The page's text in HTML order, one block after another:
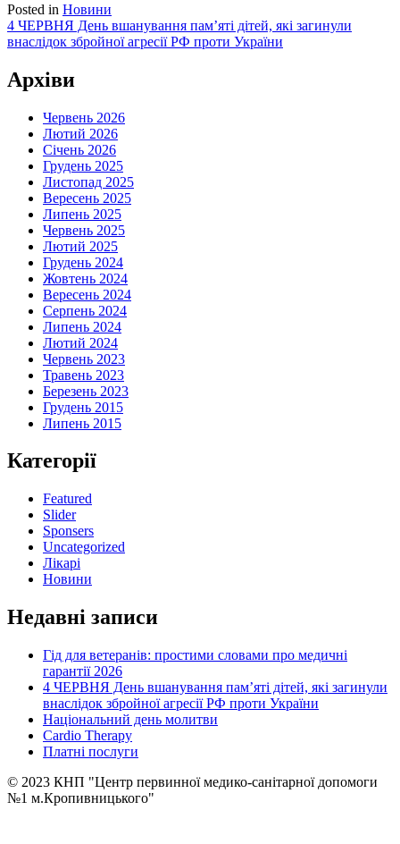
Posted in Новини
Навігація
записів
4 ЧЕРВНЯ День вшанування пам’яті дітей, які загинули
внаслідок збройної агресії РФ проти України
Архіви
Червень 2026
Лютий 2026
Січень 2026
Грудень 2025
Листопад 2025
Вересень 2025
Липень 2025
Червень 2025
Лютий 2025
Грудень 2024
Жовтень 2024
Вересень 2024
Серпень 2024
Липень 2024
Лютий 2024
Червень 2023
Травень 2023
Березень 2023
Грудень 2015
Липень 2015
Категорії
Featured
Slider
Sponsers
Uncategorized
Лікарі
Новини
Недавні записи
Гід для ветеранів: простими словами про медичні
гарантії 2026
4 ЧЕРВНЯ День вшанування пам’яті дітей, які загинули
внаслідок збройної агресії РФ проти України
Національний день молитви
Cardio Therapy
Платні послуги
© 2023 КНП "Центр первинної медико-санітарної допомоги
№1 м.Кропивницького"